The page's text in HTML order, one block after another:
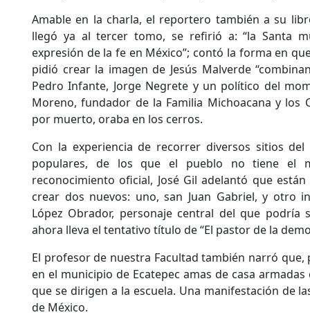
Amable en la charla, el reportero también a su
llegó ya al tercer tomo, se refirió a: “la Santa
expresión de la fe en México”; contó la forma en
pidió crear la imagen de Jesús Malverde
Pedro Infante, Jorge Negrete y un político del
Moreno, fundador de la Familia Michoacana y los
por muerto, oraba en los cerros.
Con la experiencia de recorrer diversos sitios
populares, de los que el pueblo no tiene el
reconocimiento oficial, José Gil adelantó que
crear dos nuevos: uno, san Juan Gabriel, y otro
López Obrador, personaje central del que
ahora lleva el tentativo título de “El pastor de la
El profesor de nuestra Facultad también narró
en el municipio de Ecatepec amas de casa
que se dirigen a la escuela. Una manifestación de
de México.